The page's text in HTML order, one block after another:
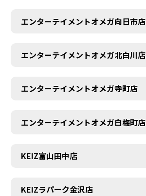
エンターテイメントオメガ向日市店
エンターテイメントオメガ北白川店
エンターテイメントオメガ寺町店
エンターテイメントオメガ白梅町店
KEIZ富山田中店
KEIZラパーク金沢店